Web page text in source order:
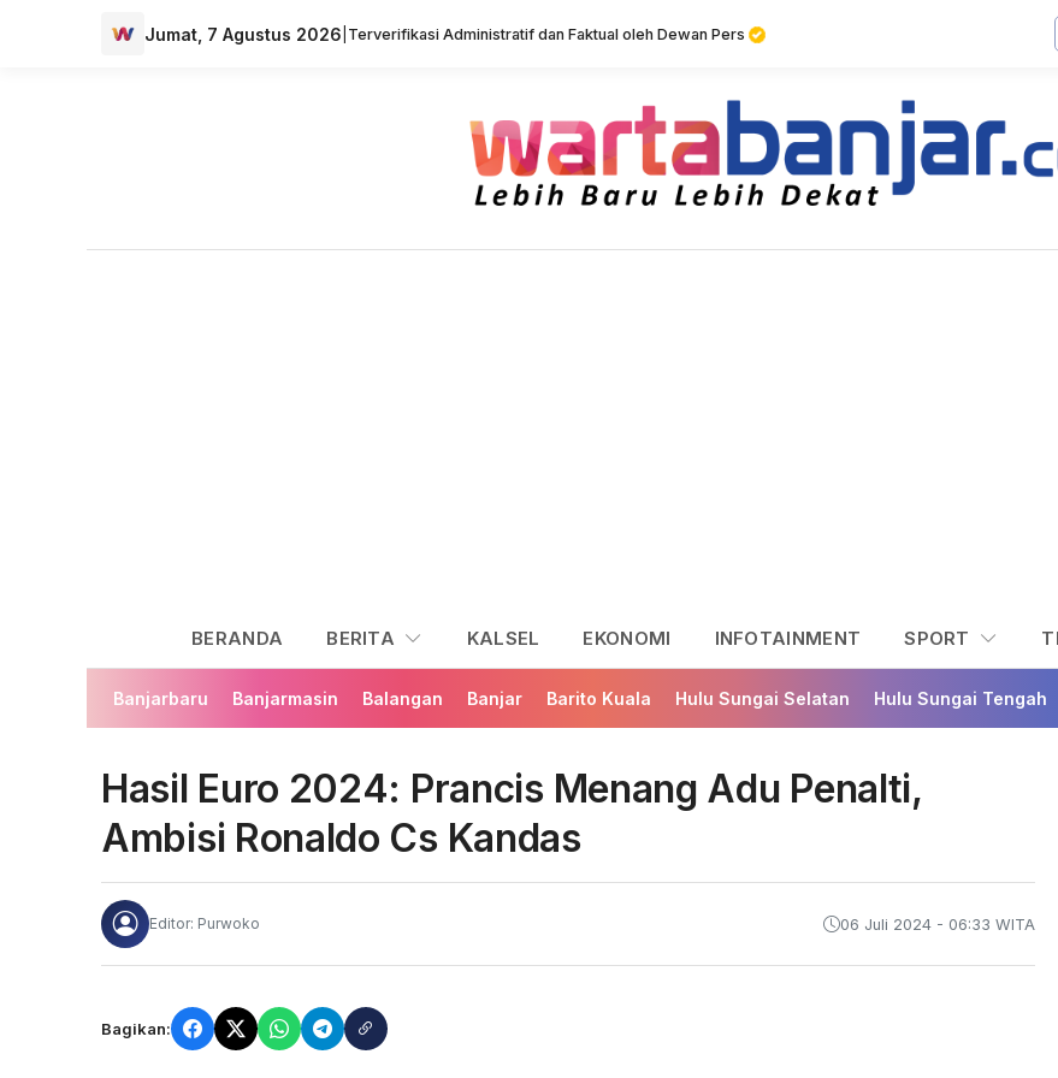
Jumat, 7 Agustus 2026 Terverifikasi Administratif dan Faktual oleh Dewan Pers
BERANDA BERITA KALSEL EKONOMI INFOTAINMENT SPORT
Banjarbaru Banjarmasin Balangan Banjar Barito Kuala Hulu Sungai Selatan Hulu Sungai Tengah
Hasil Euro 2024: Prancis Menang Adu Penalti,
Ambisi Ronaldo Cs Kandas
Editor: Purwoko 06 Juli 2024 - 06:33 WITA
Bagikan: